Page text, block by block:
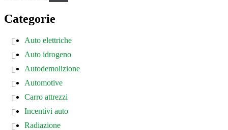
Categorie
Auto elettriche
Auto idrogeno
Autodemolizione
Automotive
Carro attrezzi
Incentivi auto
Radiazione